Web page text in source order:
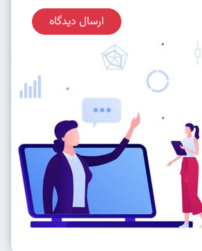
ارسال دیدگاه